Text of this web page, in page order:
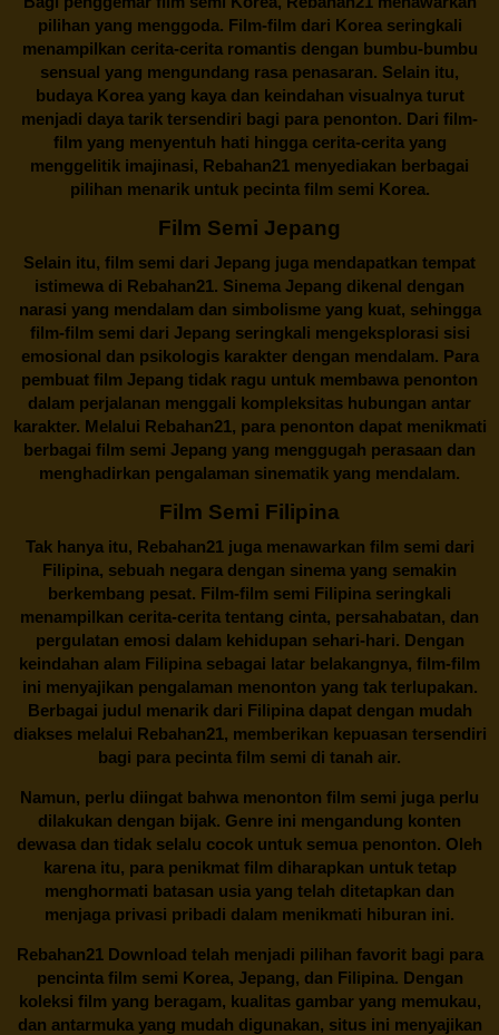
pilihan yang menggoda. Film-film dari Korea seringkali
menampilkan cerita-cerita romantis dengan bumbu-bumbu
sensual yang mengundang rasa penasaran. Selain itu,
budaya Korea yang kaya dan keindahan visualnya turut
menjadi daya tarik tersendiri bagi para penonton. Dari film-
film yang menyentuh hati hingga cerita-cerita yang
menggelitik imajinasi, Rebahan21 menyediakan berbagai
pilihan menarik untuk pecinta film semi Korea.
Film Semi Jepang
Selain itu, film semi dari Jepang juga mendapatkan tempat
istimewa di Rebahan21. Sinema Jepang dikenal dengan
narasi yang mendalam dan simbolisme yang kuat, sehingga
film-film semi dari Jepang seringkali mengeksplorasi sisi
emosional dan psikologis karakter dengan mendalam. Para
pembuat film Jepang tidak ragu untuk membawa penonton
dalam perjalanan menggali kompleksitas hubungan antar
karakter. Melalui Rebahan21, para penonton dapat menikmati
berbagai film semi Jepang yang menggugah perasaan dan
menghadirkan pengalaman sinematik yang mendalam.
Film Semi Filipina
Tak hanya itu, Rebahan21juga menawarkan film semi dari
Filipina, sebuah negara dengan sinema yang semakin
berkembang pesat. Film-film semi Filipina seringkali
menampilkan cerita-cerita tentang cinta, persahabatan, dan
pergulatan emosi dalam kehidupan sehari-hari. Dengan
keindahan alam Filipina sebagai latar belakangnya, film-film
ini menyajikan pengalaman menonton yang tak terlupakan.
Berbagai judul menarik dari Filipina dapat dengan mudah
diakses melalui Rebahan21, memberikan kepuasan tersendiri
bagi para pecinta film semi di tanah air.
Namun, perlu diingat bahwa menonton film semi juga perlu
dilakukan dengan bijak. Genre ini mengandung konten
dewasa dan tidak selalu cocok untuk semua penonton. Oleh
karena itu, para penikmat film diharapkan untuk tetap
menghormati batasan usia yang telah ditetapkan dan
menjaga privasi pribadi dalam menikmati hiburan ini.
Rebahan21Download telah menjadi pilihan favorit bagi para
pencinta film semi Korea, Jepang, dan Filipina. Dengan
koleksi film yang beragam, kualitas gambar yang memukau,
dan antarmuka yang mudah digunakan, situs ini menyajikan